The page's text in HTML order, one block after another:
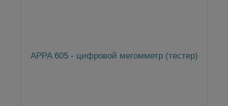
APPA 605 - цифровой мегомметр (тестер)